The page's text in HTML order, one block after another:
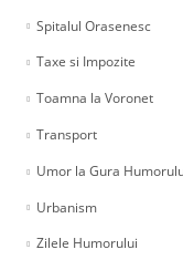
Spitalul Orasenesc
Taxe si Impozite
Toamna la Voronet
Transport
Umor la Gura
Urbanism
Zilele Humorului